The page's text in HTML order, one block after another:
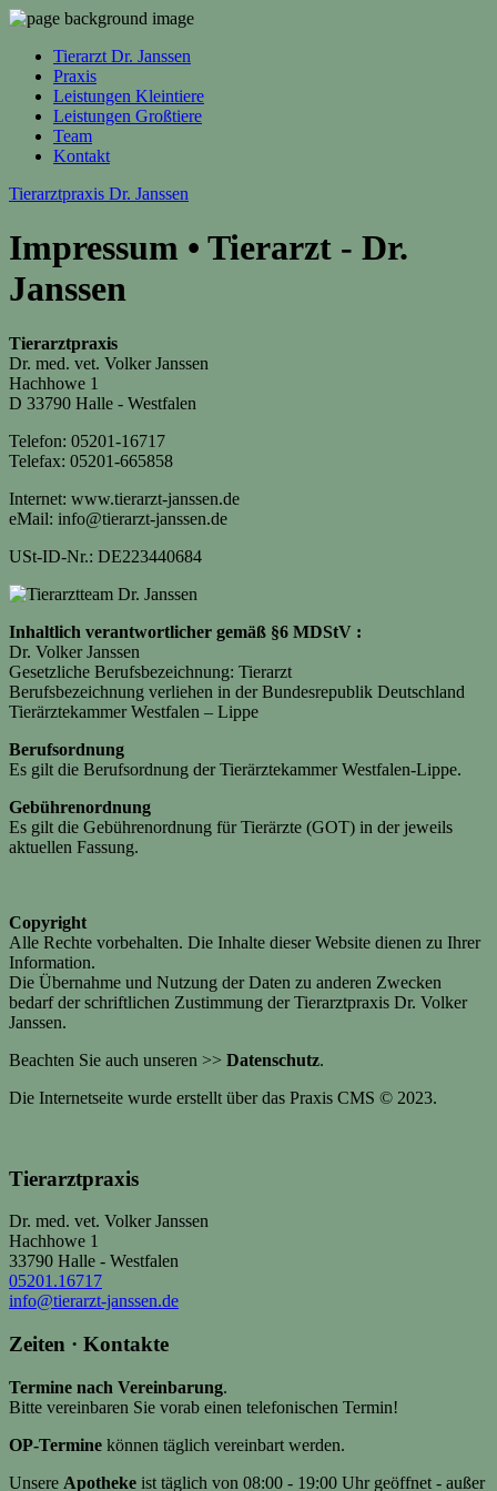
Tierarzt Dr. Janssen
Praxis
Leistungen Kleintiere
Leistungen Großtiere
Team
Kontakt
Tierarztpraxis Dr. Janssen
Impressum • Tierarzt - Dr.
Janssen
Tierarztpraxis
Dr. med. vet. Volker Janssen
Hachhowe 1
D 33790 Halle - Westfalen
Telefon: 05201-16717
Telefax: 05201-665858
Internet: www.tierarzt-janssen.de
eMail: info@tierarzt-janssen.de
USt-ID-Nr.: DE223440684
Inhaltlich verantwortlicher gemäß §6 MDStV :
Dr. Volker Janssen
Gesetzliche Berufsbezeichnung: Tierarzt
Berufsbezeichnung verliehen in der Bundesrepublik Deutschland
Tierärztekammer Westfalen – Lippe
Berufsordnung
Es gilt die Berufsordnung der Tierärztekammer Westfalen-Lippe.
Gebührenordnung
Es gilt die Gebührenordnung für Tierärzte (GOT) in der jeweils
aktuellen Fassung.
Copyright
Alle Rechte vorbehalten. Die Inhalte dieser Website dienen zu Ihrer
Information.
Die Übernahme und Nutzung der Daten zu anderen Zwecken
bedarf der schriftlichen Zustimmung der Tierarztpraxis Dr. Volker
Janssen.
Beachten Sie auch unseren >> Datenschutz.
Die Internetseite wurde erstellt über das Praxis CMS © 2023.
Tierarztpraxis
Dr. med. vet. Volker Janssen
Hachhowe 1
33790 Halle - Westfalen
05201.16717
info@tierarzt-janssen.de
Zeiten · Kontakte
Termine nach Vereinbarung.
Bitte vereinbaren Sie vorab einen telefonischen Termin!
OP-Termine können täglich vereinbart werden.
Unsere Apotheke ist täglich von 08:00 - 19:00 Uhr geöffnet - außer